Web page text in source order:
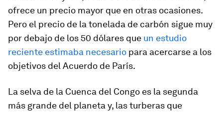
ofrece un precio mayor que en otras ocasiones.
Pero el precio de la tonelada de carbón sigue muy
por debajo de los 50 dólares que un estudio
reciente estimaba necesario para acercarse a los
objetivos del Acuerdo de París.
La selva de la Cuenca del Congo es la segunda
más grande del planeta y, las turberas que